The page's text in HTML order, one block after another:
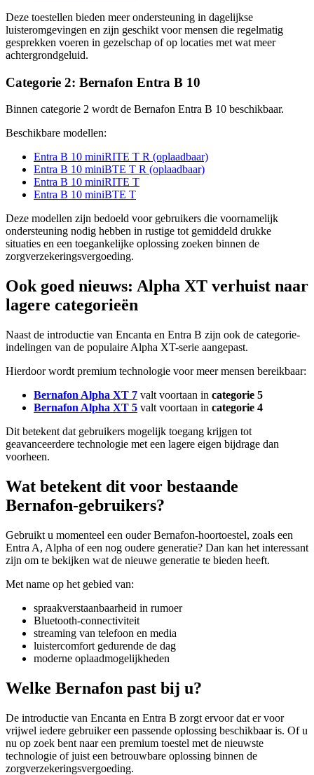
Deze toestellen bieden meer ondersteuning in dagelijkse
luisteromgevingen en zijn geschikt voor mensen die regelmatig
gesprekken voeren in gezelschap of op locaties met wat meer
achtergrondgeluid.
Categorie 2: Bernafon Entra B 10
Binnen categorie 2 wordt de Bernafon Entra B 10 beschikbaar.
Beschikbare modellen:
Entra B 10 miniRITE T R (oplaadbaar)
Entra B 10 miniBTE T R (oplaadbaar)
Entra B 10 miniRITE T
Entra B 10 miniBTE T
Deze modellen zijn bedoeld voor gebruikers die voornamelijk
ondersteuning nodig hebben in rustige tot gemiddeld drukke
situaties en een toegankelijke oplossing zoeken binnen de
zorgverzekeringsvergoeding.
Ook goed nieuws: Alpha XT verhuist naar
lagere categorieën
Naast de introductie van Encanta en Entra B zijn ook de categorie-
indelingen van de populaire Alpha XT-serie aangepast.
Hierdoor wordt premium technologie voor meer mensen bereikbaar:
Bernafon Alpha XT 7 valt voortaan in categorie 5
Bernafon Alpha XT 5 valt voortaan in categorie 4
Dit betekent dat gebruikers mogelijk toegang krijgen tot
geavanceerdere technologie met een lagere eigen bijdrage dan
voorheen.
Wat betekent dit voor bestaande
Bernafon-gebruikers?
Gebruikt u momenteel een ouder Bernafon-hoortoestel, zoals een
Entra A, Alpha of een nog oudere generatie? Dan kan het interessant
zijn om te bekijken wat de nieuwe generatie te bieden heeft.
Met name op het gebied van:
spraakverstaanbaarheid in rumoer
Bluetooth-connectiviteit
streaming van telefoon en media
luistercomfort gedurende de dag
moderne oplaadmogelijkheden
Welke Bernafon past bij u?
De introductie van Encanta en Entra B zorgt ervoor dat er voor
vrijwel iedere gebruiker een passende oplossing beschikbaar is. Of u
nu op zoek bent naar een premium toestel met de nieuwste
technologie of juist een betrouwbare oplossing binnen de
zorgverzekeringsvergoeding.